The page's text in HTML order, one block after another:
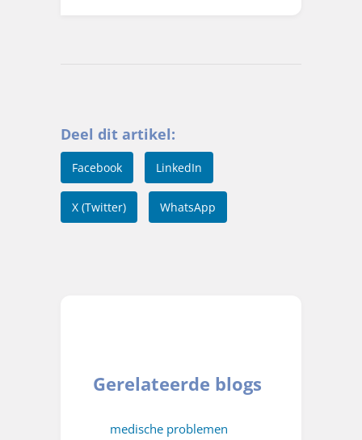
Deel dit artikel:
Facebook LinkedIn
X (Twitter) WhatsApp
Gerelateerde blogs
medische problemen